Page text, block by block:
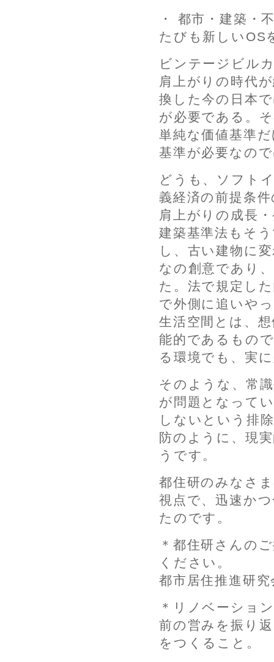
・ 都市・建築・
たびも新しいOS
ビンテージビル
肩上がりの時代
換した今の日本
が必要である。
単純な価値基準
基準が必要なの
どうも、ソフト
義経済の前提条
肩上がりの成長
建築基準法もそ
し、古い建物に
なの創意であり
た。法で規定し
で外側に追いや
生活空間とは、
能的であるもの
る環境でも、実
そのような、常
が問題となって
しないという排
防のように、現
うです。
都住研のみなさ
視点で、迅速か
たのです。
＊都住研さんの
ください。
都市居住推進研
＊リノベーショ
前の営みを振り
をつくること。